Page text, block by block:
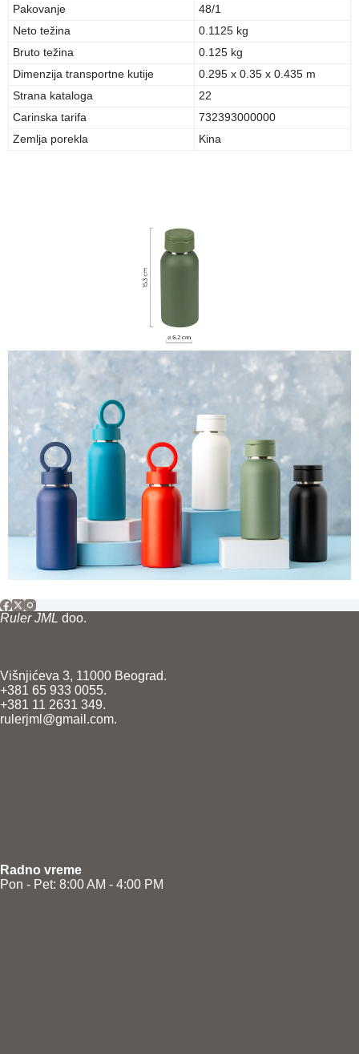
Pakovanje
48/1
Neto težina
0.1125 kg
Bruto težina
0.125 kg
Dimenzija transportne kutije
0.295 x 0.35 x 0.435 m
Strana kataloga
22
Carinska tarifa
732393000000
Zemlja porekla
Kina
Ruler JML doo.
Višnjićeva 3, 11000 Beograd.
+381 65 933 0055.
+381 11 2631 349.
rulerjml@gmail.com.
Radno vreme
Pon - Pet: 8:00 AM - 4:00 PM